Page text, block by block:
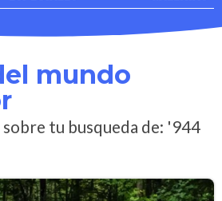
mundo
tu busqueda de: '944